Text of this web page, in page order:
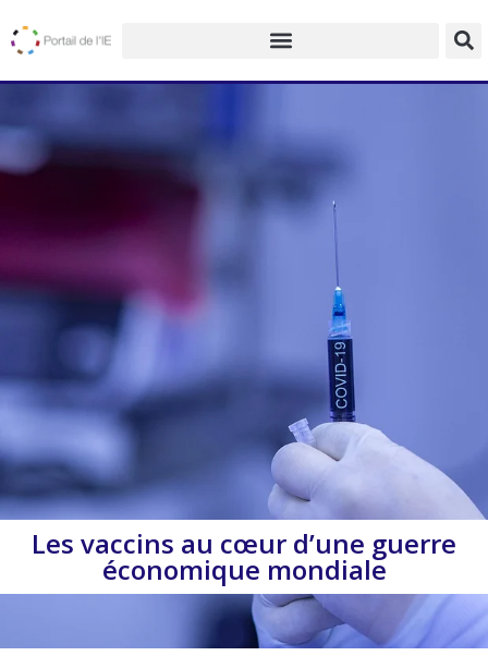
Les vaccins au cœur d’une guerre
économique mondiale